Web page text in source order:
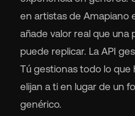
en artistas de Amapiano
añade valor real que una
puede replicar. La API
Tú gestionas todo lo
elijan a ti en lugar de un
genérico.